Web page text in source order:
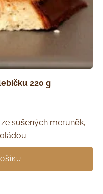
220 g
sušených meruněk,